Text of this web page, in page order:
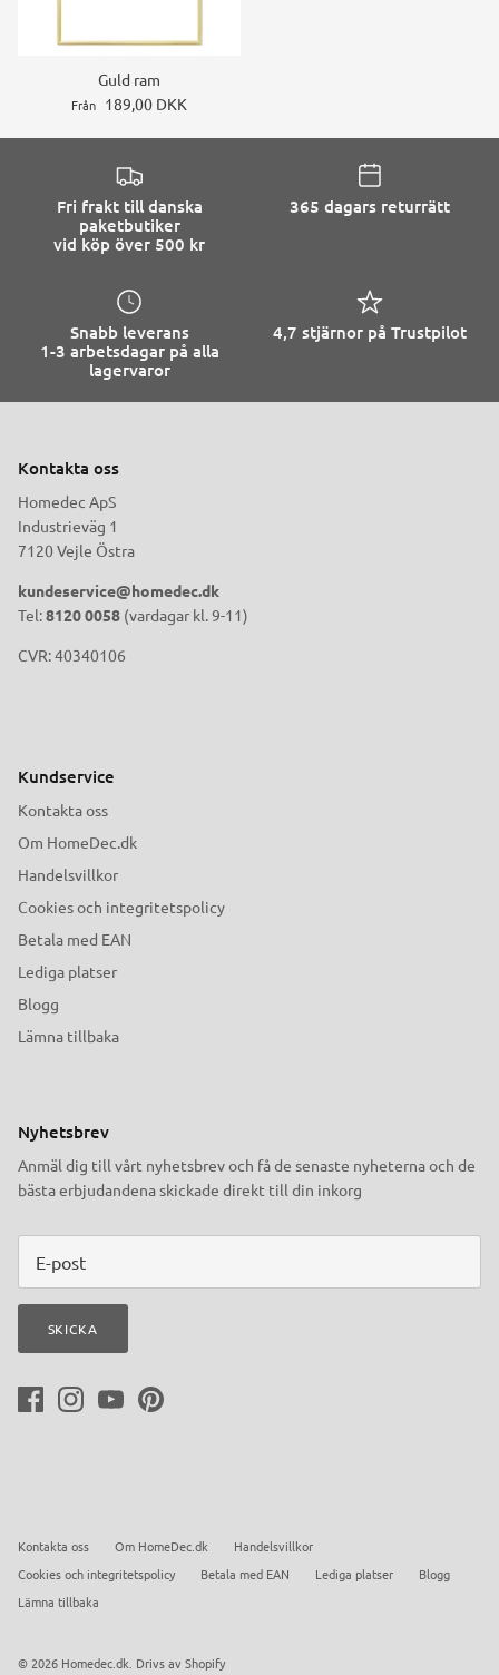
Guld ram
Från 189,00 DKK
Fri frakt till danska
paketbutiker
vid köp över 500 kr
365 dagars returrätt
Snabb leverans
1-3 arbetsdagar på alla
lagervaror
4,7 stjärnor på Trustpilot
Kontakta oss
Homedec ApS
Industrieväg 1
7120 Vejle Östra
kundeservice@homedec.dk
Tel:8120 0058 (vardagar kl. 9-11)
CVR: 40340106
Kundservice
Kontakta oss
Om HomeDec.dk
Handelsvillkor
Cookies och integritetspolicy
Betala med EAN
Lediga platser
Blogg
Lämna tillbaka
Nyhetsbrev
Anmäl dig till vårt nyhetsbrev och få de senaste nyheterna och de
bästa erbjudandena skickade direkt till din inkorg
SKICKA
Kontakta oss Om HomeDec.dk
Handelsvillkor
Cookies och integritetspolicy
Betala med EAN Lediga platser
Blogg
Lämna tillbaka
© 2026 Homedec.dk Drivs av Shopify